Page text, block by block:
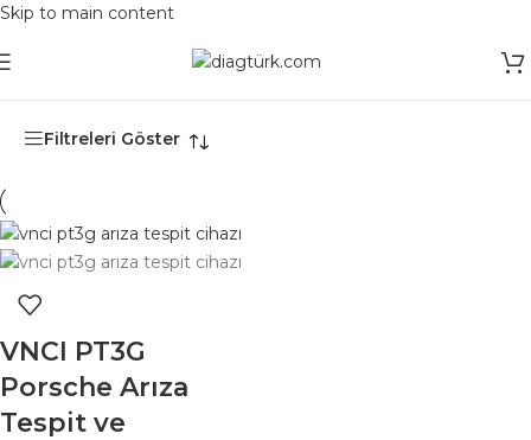
Skip to main content
Filtreleri Göster
VNCI PT3G
Porsche Arıza
Tespit ve